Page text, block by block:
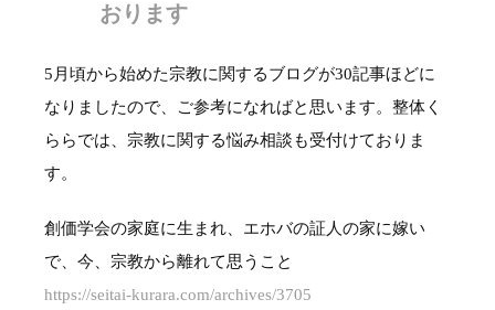
おります
5月頃から始めた宗教に関するブログが30記事ほどに
なりましたので、ご参考になればと思います。整体く
ららでは、宗教に関する悩み相談も受付けておりま
す。
創価学会の家庭に生まれ、エホバの証人の家に嫁い
で、今、宗教から離れて思うこと
https://seitai-kurara.com/archives/3705